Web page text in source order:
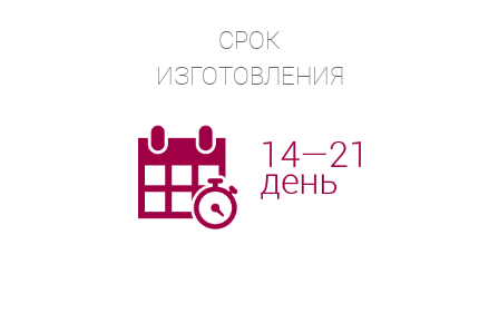
СРОК
ИЗГОТОВЛЕНИЯ